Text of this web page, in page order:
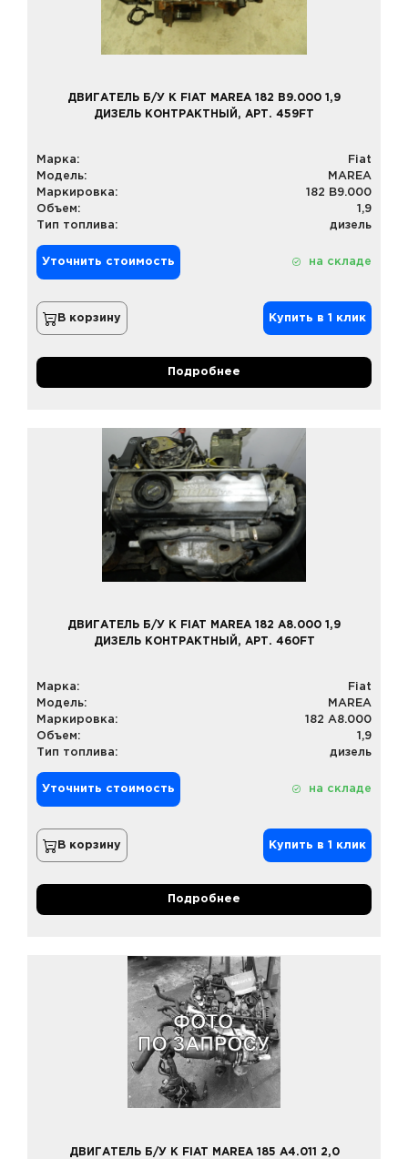
ДВИГАТЕЛЬ Б/У К FIAT MAREA 182 B9.000 1,9
ДИЗЕЛЬ КОНТРАКТНЫЙ, АРТ. 459FT
Марка:
Fiat
Модель:
MAREA
Маркировка:
182 B9.000
Объем:
1,9
Тип топлива:
дизель
Уточнить стоимость на складе
В корзину Купить в 1 клик
Подробнее
ДВИГАТЕЛЬ Б/У К FIAT MAREA 182 A8.000 1,9
ДИЗЕЛЬ КОНТРАКТНЫЙ, АРТ. 460FT
Марка:
Fiat
Модель:
MAREA
Маркировка:
182 A8.000
Объем:
1,9
Тип топлива:
дизель
Уточнить стоимость на складе
В корзину Купить в 1 клик
Подробнее
ДВИГАТЕЛЬ Б/У К FIAT MAREA 185 A4.011 2,0